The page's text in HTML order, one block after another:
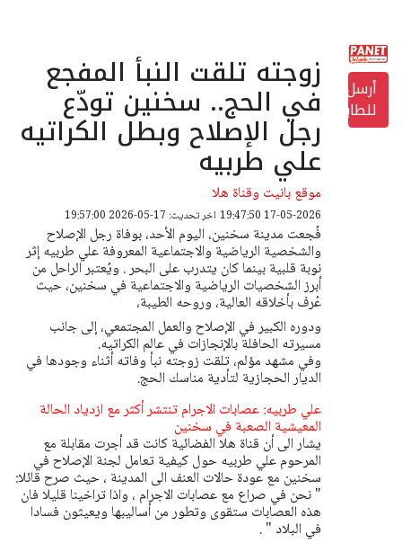
أرسل
للطابعة
زوجته تلقت النبأ المفجع
في الحج.. سخنين تودّع
رجل الإصلاح وبطل الكراتيه
علي طربيه
موقع بانيت وقناة هلا
17-05-2026 19:47:50 اخر تحديث: 17-05-2026 19:57:00
فُجعت مدينة سخنين، اليوم الأحد، بوفاة رجل الإصلاح
والشخصية الرياضية والاجتماعية المعروفة علي طربيه إثر
نوبة قلبية بينما كان يتدرب على البحر . ويُعتبر الراحل من
أبرز الشخصيات الرياضية والاجتماعية في سخنين، حيث
عُرف بأخلاقه العالية، وروحه الطيبة،
ودوره الكبير في الإصلاح والعمل المجتمعي، إلى جانب
مسيرته الحافلة بالإنجازات في عالم الكراتيه.
وفي مشهد مؤلم، تلقت زوجته نبأ وفاته أثناء وجودها في
الديار الحجازية لتأدية مناسك الحج.
علي طربيه: عصابات الاجرام تنتشر أكثر مع ازدياد الحالة
المعيشية الصعبة في سخنين
يشار الى أن قناة هلا الفضائية كانت قد أجرت مقابلة مع
المرحوم علي طربيه حول كيفية تعامل لجنة الإصلاح في
سخنين مع عودة حالات العنف الى المدينة ، حيث صرح قائلا:
" نحن في صراع مع عصابات الاجرام ، واذا تراخينا قليلا فان
هذه العصابات ستقوى وتطور من أساليبها ويعيثون فسادا
في البلاد " .